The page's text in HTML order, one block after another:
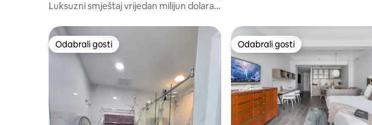
Luksuzni smještaj vrijedan milijun dolara s
na Midtown!
Odabrali gosti
Odabrali gosti Odabrali gosti
Odabrali gosti